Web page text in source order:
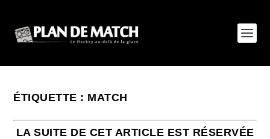
ÉTIQUETTE : MATCH
LA SUITE DE CET ARTICLE EST RÉSERVÉE